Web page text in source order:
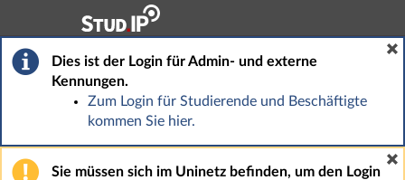
Hauptnavigation
Fußzeile
Dies ist der Login für Admin- und externe
Kennungen.
Zum Login für Studierende und Beschäftigte
kommen Sie hier.
Sie müssen sich im Uninetz befinden, um den Login